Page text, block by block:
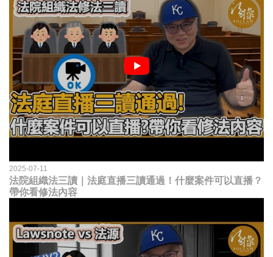
2025-07-11
法院組織法三讀｜法庭直播三讀通過！什麼案件可以直播？
帶你看修法內容